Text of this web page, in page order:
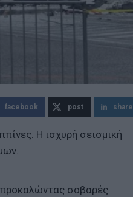
facebook post share
Η ισχυρή σεισμική
σοβαρές